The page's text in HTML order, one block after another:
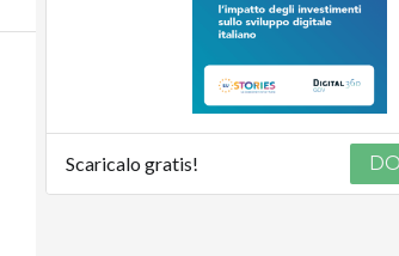
Scaricalo gratis!